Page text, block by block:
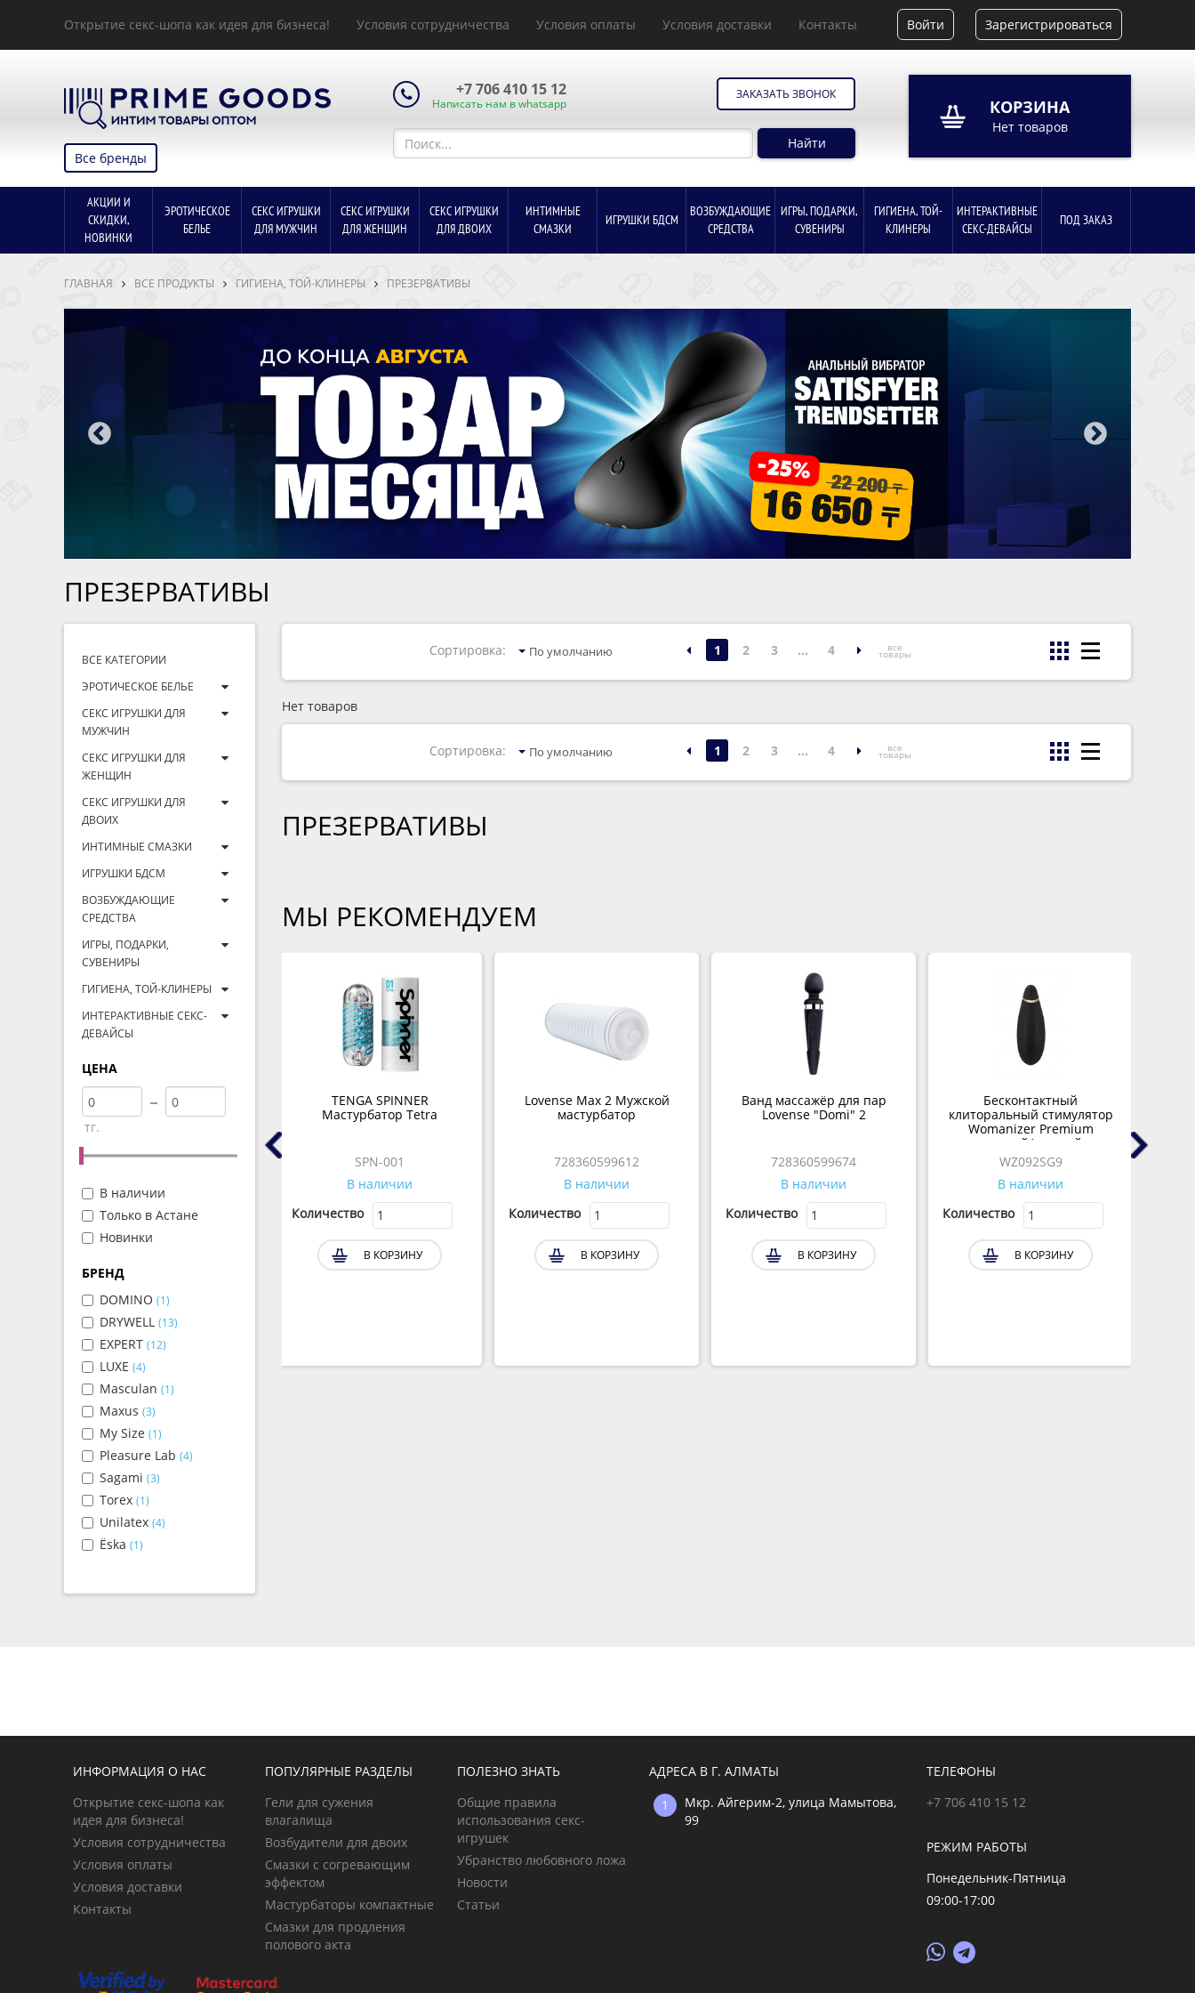
Открытие секс-шопа как идея для бизнеса! Условия сотрудничества Условия оплаты Условия доставки Контакты Войти Зарегистрироваться
Все бренды
+7 706 410 15 12
Написать нам в whatsapp
ЗАКАЗАТЬ ЗВОНОК
Найти
КОРЗИНА
Нет товаров
АКЦИИ И
СКИДКИ,
НОВИНКИ
ЭРОТИЧЕСКОЕ
БЕЛЬЕ
СЕКС ИГРУШКИ
ДЛЯ МУЖЧИН
СЕКС ИГРУШКИ
ДЛЯ ЖЕНЩИН
СЕКС ИГРУШКИ
ДЛЯ ДВОИХ
ИНТИМНЫЕ
СМАЗКИ
ИГРУШКИ БДСМ
ВОЗБУЖДАЮЩИЕ
СРЕДСТВА
ИГРЫ, ПОДАРКИ,
СУВЕНИРЫ
ГИГИЕНА, ТОЙ-
КЛИНЕРЫ
ИНТЕРАКТИВНЫЕ
СЕКС-ДЕВАЙСЫ
ПОД ЗАКАЗ
ГЛАВНАЯ ВСЕ ПРОДУКТЫ ГИГИЕНА, ТОЙ-КЛИНЕРЫ ПРЕЗЕРВАТИВЫ
ПРЕЗЕРВАТИВЫ
ВСЕ КАТЕГОРИИ
ЭРОТИЧЕСКОЕ БЕЛЬЕ
СЕКС ИГРУШКИ ДЛЯ
МУЖЧИН
СЕКС ИГРУШКИ ДЛЯ
ЖЕНЩИН
СЕКС ИГРУШКИ ДЛЯ
ДВОИХ
ИНТИМНЫЕ СМАЗКИ
ИГРУШКИ БДСМ
ВОЗБУЖДАЮЩИЕ
СРЕДСТВА
ИГРЫ, ПОДАРКИ,
СУВЕНИРЫ
ГИГИЕНА, ТОЙ-КЛИНЕРЫ
ИНТЕРАКТИВНЫЕ СЕКС-
ДЕВАЙСЫ
ЦЕНА
тг.
В наличии
Только в Астане
Новинки
БРЕНД
DOMINO (1)
DRYWELL (13)
EXPERT (12)
LUXE (4)
Masculan (1)
Maxus (3)
My Size (1)
Pleasure Lab (4)
Sagami (3)
Torex (1)
Unilatex (4)
Ёska (1)
Сортировка: По умолчанию 1 2 3 ... 4 все
товары
Нет товаров
Сортировка: По умолчанию 1 2 3 ... 4 все
товары
ПРЕЗЕРВАТИВЫ
МЫ РЕКОМЕНДУЕМ
Бесконтактный
клиторальный стимулятор
Womanizer Liberty розовый
WZ11CM0200
Количество
TENGA SPINNER
Мастурбатор Tetra
SPN-001
В наличии
Количество
В КОРЗИНУ
Lovense Max 2 Мужской
мастурбатор
728360599612
В наличии
Количество
В КОРЗИНУ
Ванд массажёр для пар
Lovense "Domi" 2
728360599674
В наличии
Количество
В КОРЗИНУ
Бесконтактный
клиторальный стимулятор
Womanizer Premium
черный/золотой
WZ092SG9
В наличии
Количество
В КОРЗИНУ
ИНФОРМАЦИЯ О НАС
Открытие секс-шопа как
идея для бизнеса!
Условия сотрудничества
Условия оплаты
Условия доставки
Контакты
ПОПУЛЯРНЫЕ РАЗДЕЛЫ
Гели для сужения
влагалища
Возбудители для двоих
Смазки с согревающим
эффектом
Мастурбаторы компактные
Смазки для продления
полового акта
ПОЛЕЗНО ЗНАТЬ
Общие правила
использования секс-
игрушек
Убранство любовного ложа
Новости
Статьи
АДРЕСА В Г. АЛМАТЫ
Мкр. Айгерим-2, улица Мамытова,
99
ТЕЛЕФОНЫ
+7 706 410 15 12
РЕЖИМ РАБОТЫ
Понедельник-Пятница
09:00-17:00